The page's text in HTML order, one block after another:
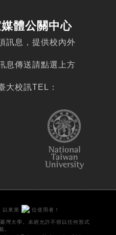
體公關中心
訊息，提供校內外
息傳送請點選上方
大校訊TEL：
來第 位使用者！
灣大學。未經允許不得以任何形式
。